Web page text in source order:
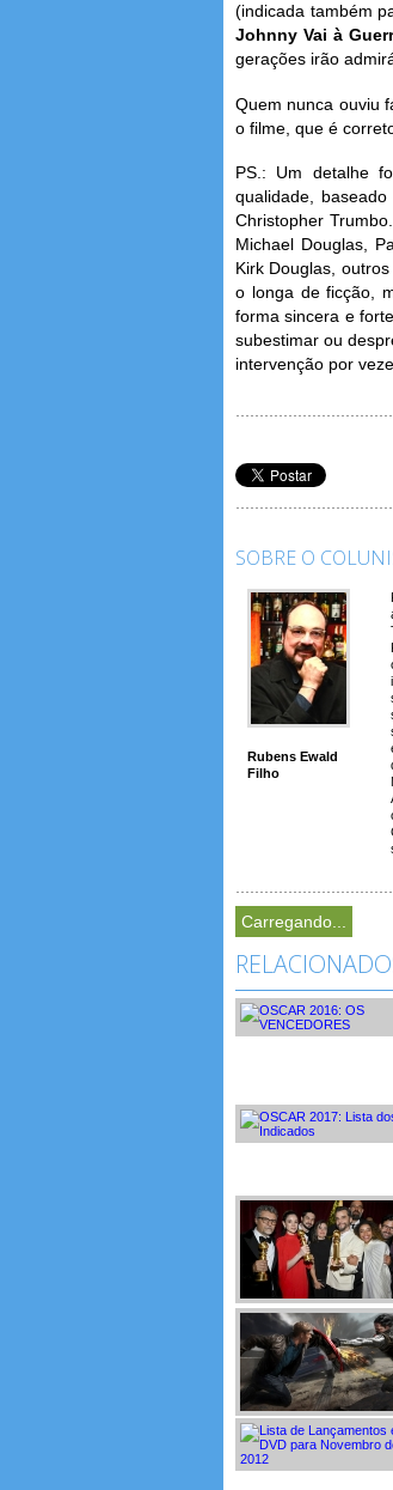
(indicada também
Johnny Vai à
gerações irão
Quem nunca ouviu
o filme, que é
PS.: Um detalhe
qualidade,
Christopher
Michael Douglas,
Kirk Douglas,
o longa de ficção,
forma sincera e
subestimar ou
intervenção por
SOBRE O
Rubens Ewald
Filho
Carregando...